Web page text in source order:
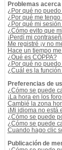
Problemas
¿Por qué no
¿Por qué me
¿Por qué mi
¿Cómo evito que
¡Perdí mi
Me registré ¡y no
Hace un tiempo
¿Qué es COPPA?
¿Por qué no
¿Cuál es la
Preferencias de
¿Cómo se puede
¡La hora en los
Cambié la zona
¡Mi idioma no está
¿Cómo se puede
¿Cómo se puede
Cuando hago clic
Publicación de